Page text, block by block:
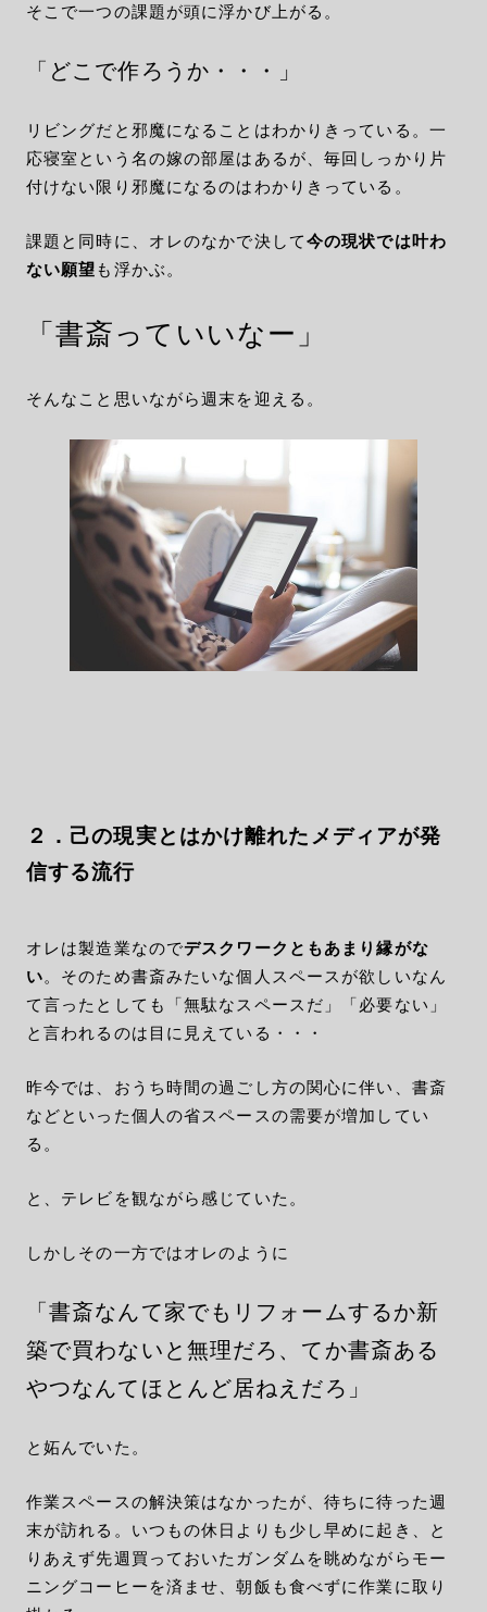
そこで一つの課題が頭に浮かび上がる。
「どこで作ろうか・・・」
リビングだと邪魔になることはわかりきっている。一
応寝室という名の嫁の部屋はあるが、毎回しっかり片
付けない限り邪魔になるのはわかりきっている。
課題と同時に、オレのなかで決して今の現状では叶わ
ない願望 も浮かぶ。
「書斎っていいなー」
そんなこと思いながら週末を迎える。
２．己の現実とはかけ離れたメディアが発
信する流行
オレは製造業なのでデスクワークともあまり縁がな
い。そのため書斎みたいな個人スペースが欲しいなん
て言ったとしても「無駄なスペースだ」「必要ない」
と言われるのは目に見えている・・・
昨今では、おうち時間の過ごし方の関心に伴い、書斎
などといった個人の省スペースの需要が増加してい
る。
と、テレビを観ながら感じていた。
しかしその一方ではオレのように
「書斎なんて家でもリフォームするか新
築で買わないと無理だろ、てか書斎ある
やつなんてほとんど居ねえだろ」
と妬んでいた。
作業スペースの解決策はなかったが、待ちに待った週
末が訪れる。いつもの休日よりも少し早めに起き、と
りあえず先週買っておいたガンダムを眺めながらモー
ニングコーヒーを済ませ、朝飯も食べずに作業に取り